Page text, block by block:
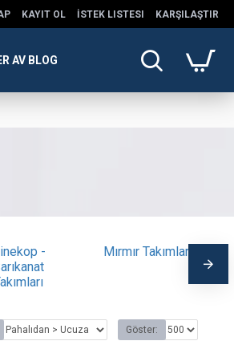
KAYIT OL İSTEK LISTESI KARŞILAŞTIR
AV BLOG
-
Mırmır Takımları
Göster: